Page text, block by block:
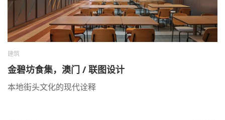
建筑
金碧坊食集，澳门 / 联图设计
本地街头文化的现代诠释